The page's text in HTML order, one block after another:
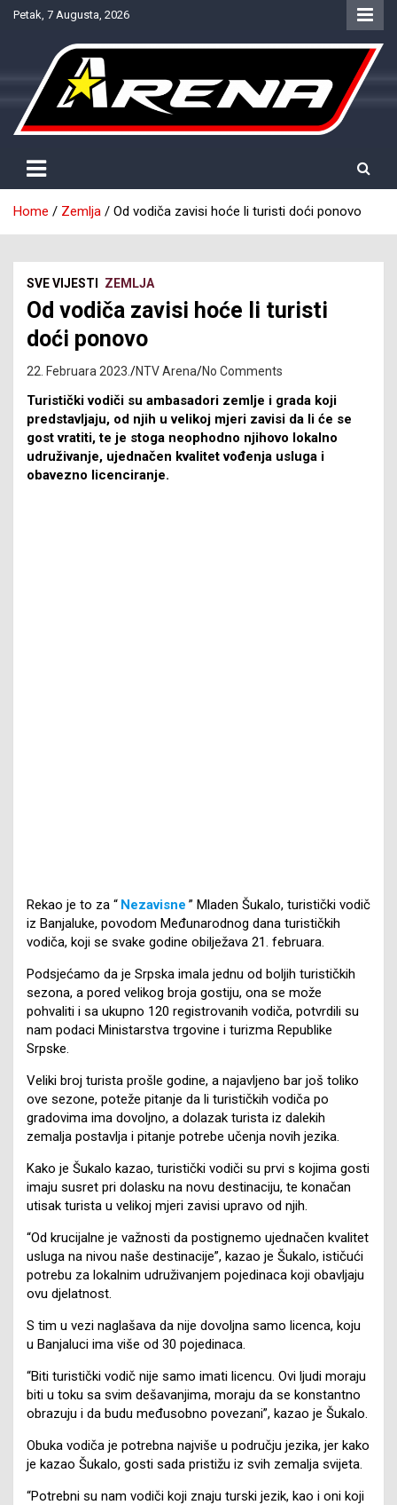
SkipPetak, 7 Augusta, 2026
NTV Arena
Home Zemlja Od vodiča zavisi hoće li turisti doći ponovo
SVE VIJESTI ZEMLJA
Od vodiča zavisi hoće li turisti
doći ponovo
22. Februara 2023. NTV Arena No Comments
Turistički vodiči su ambasadori zemlje i grada koji
predstavljaju, od njih u velikoj mjeri zavisi da li će se
gost vratiti, te je stoga neophodno njihovo lokalno
udruživanje, ujednačen kvalitet vođenja usluga i
obavezno licenciranje.
Rekao je to za “ Nezavisne ” Mladen Šukalo, turistički vodič
iz Banjaluke, povodom Međunarodnog dana turističkih
vodiča, koji se svake godine obilježava 21. februara.
Podsjećamo da je Srpska imala jednu od boljih turističkih
sezona, a pored velikog broja gostiju, ona se može
pohvaliti i sa ukupno 120 registrovanih vodiča, potvrdili su
nam podaci Ministarstva trgovine i turizma Republike
Srpske.
Veliki broj turista prošle godine, a najavljeno bar još toliko
ove sezone, poteže pitanje da li turističkih vodiča po
gradovima ima dovoljno, a dolazak turista iz dalekih
zemalja postavlja i pitanje potrebe učenja novih jezika.
Kako je Šukalo kazao, turistički vodiči su prvi s kojima gosti
imaju susret pri dolasku na novu destinaciju, te konačan
utisak turista u velikoj mjeri zavisi upravo od njih.
“Od krucijalne je važnosti da postignemo ujednačen kvalitet
usluga na nivou naše destinacije”, kazao je Šukalo, ističući
potrebu za lokalnim udruživanjem pojedinaca koji obavljaju
ovu djelatnost.
S tim u vezi naglašava da nije dovoljna samo licenca, koju
u Banjaluci ima više od 30 pojedinaca.
“Biti turistički vodič nije samo imati licencu. Ovi ljudi moraju
biti u toku sa svim dešavanjima, moraju da se konstantno
obrazuju i da budu međusobno povezani”, kazao je Šukalo.
Obuka vodiča je potrebna najviše u području jezika, jer kako
je kazao Šukalo, gosti sada pristižu iz svih zemalja svijeta.
“Potrebni su nam vodiči koji znaju turski jezik, kao i oni koji